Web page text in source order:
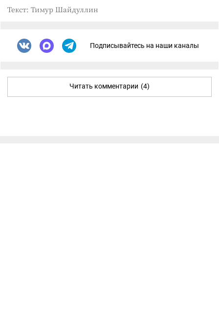
Текст: Тимур Шайдуллин
Подписывайтесь на наши каналы
Читать комментарии (4)